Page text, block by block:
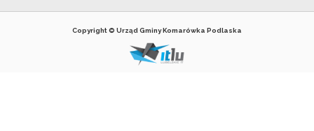
Copyright © Urząd Gminy Komarówka Podlaska